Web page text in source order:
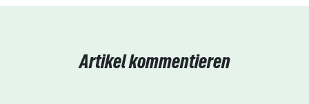
Artikel kommentieren